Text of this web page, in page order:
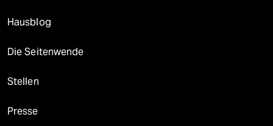
Hausblog
Die Seitenwende
Stellen
Presse